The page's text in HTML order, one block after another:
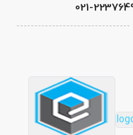
021-